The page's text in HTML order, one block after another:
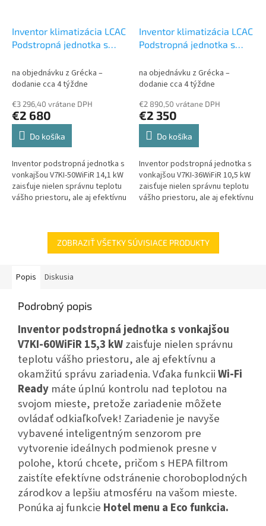
Inventor klimatizácia LCAC
Podstropná jednotka s
14,1 kW / U7RS-50Set
vonkajšia a vnútorná
na objednávku z Grécka –
dodanie cca 4 týždne
€3 296,40 vrátane DPH
€2 680
Do košíka
Inventor podstropná jednotka s
vonkajšou V7KI-50WiFiR 14,1 kW
zaisťuje nielen správnu teplotu
vášho priestoru, ale aj efektívnu
Inventor klimatizácia LCAC
Podstropná jednotka s
10,5 kW / U7RS-36Set
vonkajšia a vnútorná
na objednávku z Grécka –
dodanie cca 4 týždne
€2 890,50 vrátane DPH
€2 350
Do košíka
Inventor podstropná jednotka s
vonkajšou V7KI-36WiFiR 10,5 kW
zaisťuje nielen správnu teplotu
vášho priestoru, ale aj efektívnu
ZOBRAZIŤ VŠETKY SÚVISIACE PRODUKTY
Popis Diskusia
Podrobný popis
Inventor podstropná jednotka s vonkajšou
V7KI-60WiFiR 15,3 kWzaisťuje nielen správnu
teplotu vášho priestoru, ale aj efektívnu a
okamžitú správu zariadenia. Vďaka funkciiWi-Fi
Ready máte úplnú kontrolu nad teplotou na
svojom mieste, pretože zariadenie môžete
ovládať odkiaľkoľvek! Zariadenie je navyše
vybavené inteligentným senzorom pre
vytvorenie ideálnych podmienok presne v
polohe, ktorú chcete, pričom s HEPA filtrom
zaistíte efektívne odstránenie choroboplodných
zárodkov a lepšiu atmosféru na vašom mieste.
Ponúka aj funkcie Hotel menu a Eco funkcia.